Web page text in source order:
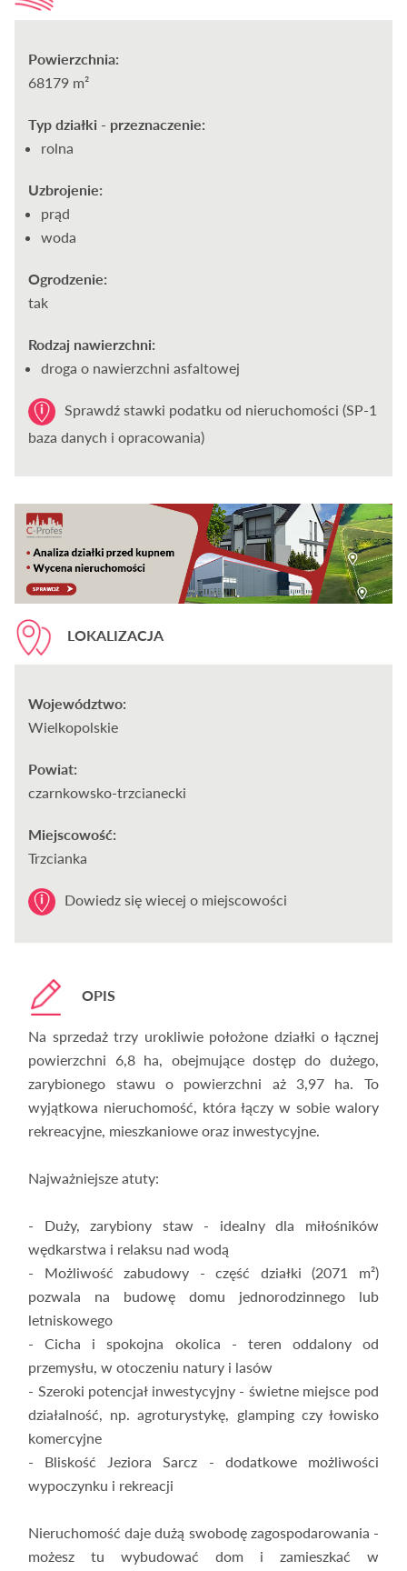
Powierzchnia:
68179 m²
Typ działki - przeznaczenie:
rolna
Uzbrojenie:
prąd
woda
Ogrodzenie:
tak
Rodzaj nawierzchni:
droga o nawierzchni asfaltowej
Sprawdź stawki podatku od nieruchomości (SP-1
baza danych i opracowania)
LOKALIZACJA
Województwo:
Wielkopolskie
Powiat:
czarnkowsko-trzcianecki
Miejscowość:
Trzcianka
Dowiedz się wiecej o miejscowości
OPIS
Na sprzedaż trzy urokliwie położone działki o łącznej
powierzchni 6,8 ha, obejmujące dostęp do dużego,
zarybionego stawu o powierzchni aż 3,97 ha. To
wyjątkowa nieruchomość, która łączy w sobie walory
rekreacyjne, mieszkaniowe oraz inwestycyjne.
Najważniejsze atuty:
- Duży, zarybiony staw - idealny dla miłośników
wędkarstwa i relaksu nad wodą
- Możliwość zabudowy - część działki (2071 m²)
pozwala na budowę domu jednorodzinnego lub
letniskowego
- Cicha i spokojna okolica - teren oddalony od
przemysłu, w otoczeniu natury i lasów
- Szeroki potencjał inwestycyjny - świetne miejsce pod
działalność, np. agroturystykę, glamping czy łowisko
komercyjne
- Bliskość Jeziora Sarcz - dodatkowe możliwości
wypoczynku i rekreacji
Nieruchomość daje dużą swobodę zagospodarowania -
możesz tu wybudować dom i zamieszkać w